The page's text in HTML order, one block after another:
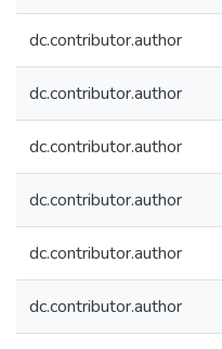
dc.contributor.author
dc.contributor.author
dc.contributor.author
dc.contributor.author
dc.contributor.author
dc.contributor.author